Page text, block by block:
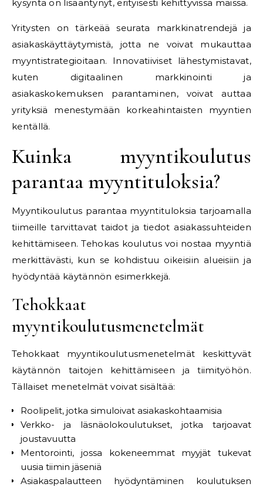
kysyntä on lisääntynyt, erityisesti kehittyvissä maissa.
Yritysten on tärkeää seurata markkinatrendejä ja
asiakaskäyttäytymistä, jotta ne voivat mukauttaa
myyntistrategioitaan. Innovatiiviset lähestymistavat,
kuten digitaalinen markkinointi ja
asiakaskokemuksen parantaminen, voivat auttaa
yrityksiä menestymään korkeahintaisten myyntien
kentällä.
Kuinka myyntikoulutus
parantaa myyntituloksia?
Myyntikoulutus parantaa myyntituloksia tarjoamalla
tiimeille tarvittavat taidot ja tiedot asiakassuhteiden
kehittämiseen. Tehokas koulutus voi nostaa myyntiä
merkittävästi, kun se kohdistuu oikeisiin alueisiin ja
hyödyntää käytännön esimerkkejä.
Tehokkaat
myyntikoulutusmenetelmät
Tehokkaat myyntikoulutusmenetelmät keskittyvät
käytännön taitojen kehittämiseen ja tiimityöhön.
Tällaiset menetelmät voivat sisältää:
Roolipelit, jotka simuloivat asiakaskohtaamisia
Verkko- ja läsnäolokoulutukset, jotka tarjoavat
joustavuutta
Mentorointi, jossa kokeneemmat myyjät tukevat
uusia tiimin jäseniä
Asiakaspalautteen hyödyntäminen koulutuksen